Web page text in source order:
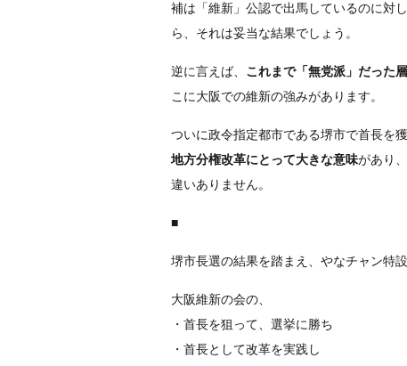
補は「維新」公認で出馬しているのに対
ら、それは妥当な結果でしょう。
逆に言えば、 これまで「無党派」だった
こに大阪での維新の強みがあります。
ついに政令指定都市である堺市で首長を
地方分権改革にとって大きな意味があり
違いありません。
■
堺市長選の結果を踏まえ、やなチャン特
大阪維新の会の、
・首長を狙って、選挙に勝ち
・首長として改革を実践し